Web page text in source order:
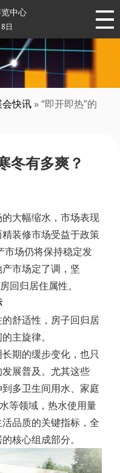
中心
日
会快讯 » “即开即热”的
冬有多爽？
大幅缩水，市场表现
装修市场受益于政策
市场仍将保持稳定发
市场定了调，坚
回归居住属性。
舒适性，房子回归居
主旋律。
期的缓步变化，也只
展普及。尤其这些
多卫生间用水、家庭
等领域，热水使用量
品质的关键指标，全
核心组成部分。